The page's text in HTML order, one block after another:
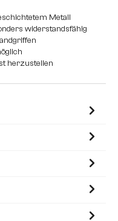
Metall
widerstandsfähig
herzustellen